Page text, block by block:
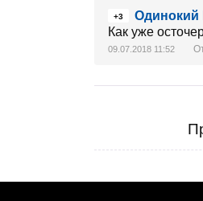
+3
Одинокий
Как уже
09.07.2018 11:52